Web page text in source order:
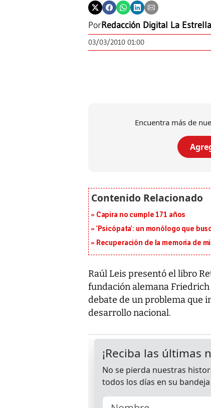
PorRedacción Digital La Estrella
03/03/2010 01:00
Encuentra más de
Capira no cumple 171 años
‘Psicópata’: un monólogo que
Recuperación de la memoria de
Raúl Leis presentó el libro
fundación alemana
debate de un problema que
desarrollo nacional.